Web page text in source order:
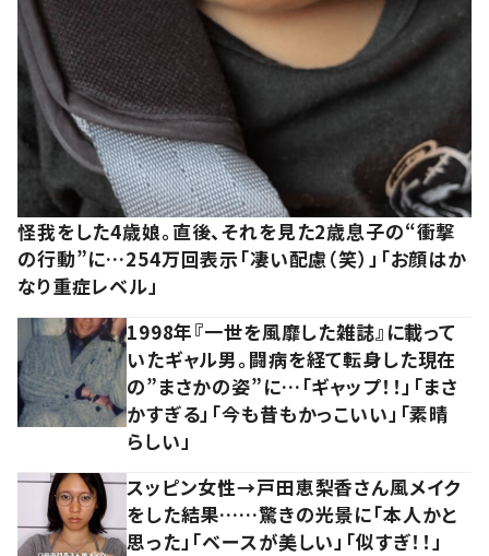
怪我をした4歳娘。直後、それを見た2歳息子の“衝撃
の行動”に…254万回表示「凄い配慮（笑）」「お顔はか
なり重症レベル」
1998年『一世を風靡した雑誌』に載って
いたギャル男。闘病を経て転身した現在
の”まさかの姿”に…「ギャップ！！」「まさ
かすぎる」「今も昔もかっこいい」「素晴
らしい」
スッピン女性→戸田恵梨香さん風メイク
をした結果……驚きの光景に「本人かと
思った」「ベースが美しい」「似すぎ！！」